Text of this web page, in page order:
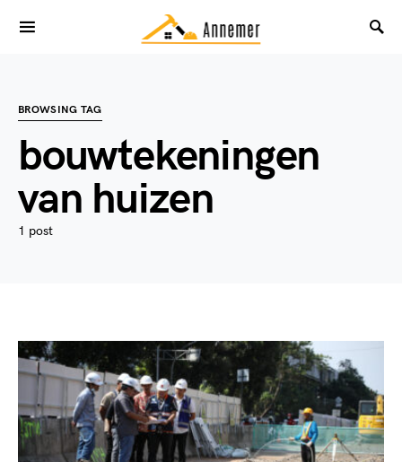
BROWSING TAG
bouwtekeningen
van huizen
1 post